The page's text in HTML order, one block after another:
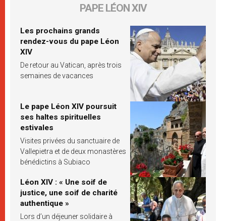
PAPE LÉON XIV
Les prochains grands
rendez-vous du pape Léon
XIV
De retour au Vatican, après trois
semaines de vacances
Le pape Léon XIV poursuit
ses haltes spirituelles
estivales
Visites privées du sanctuaire de
Vallepietra et de deux monastères
bénédictins à Subiaco
Léon XIV : « Une soif de
justice, une soif de charité
authentique »
Lors d’un déjeuner solidaire à